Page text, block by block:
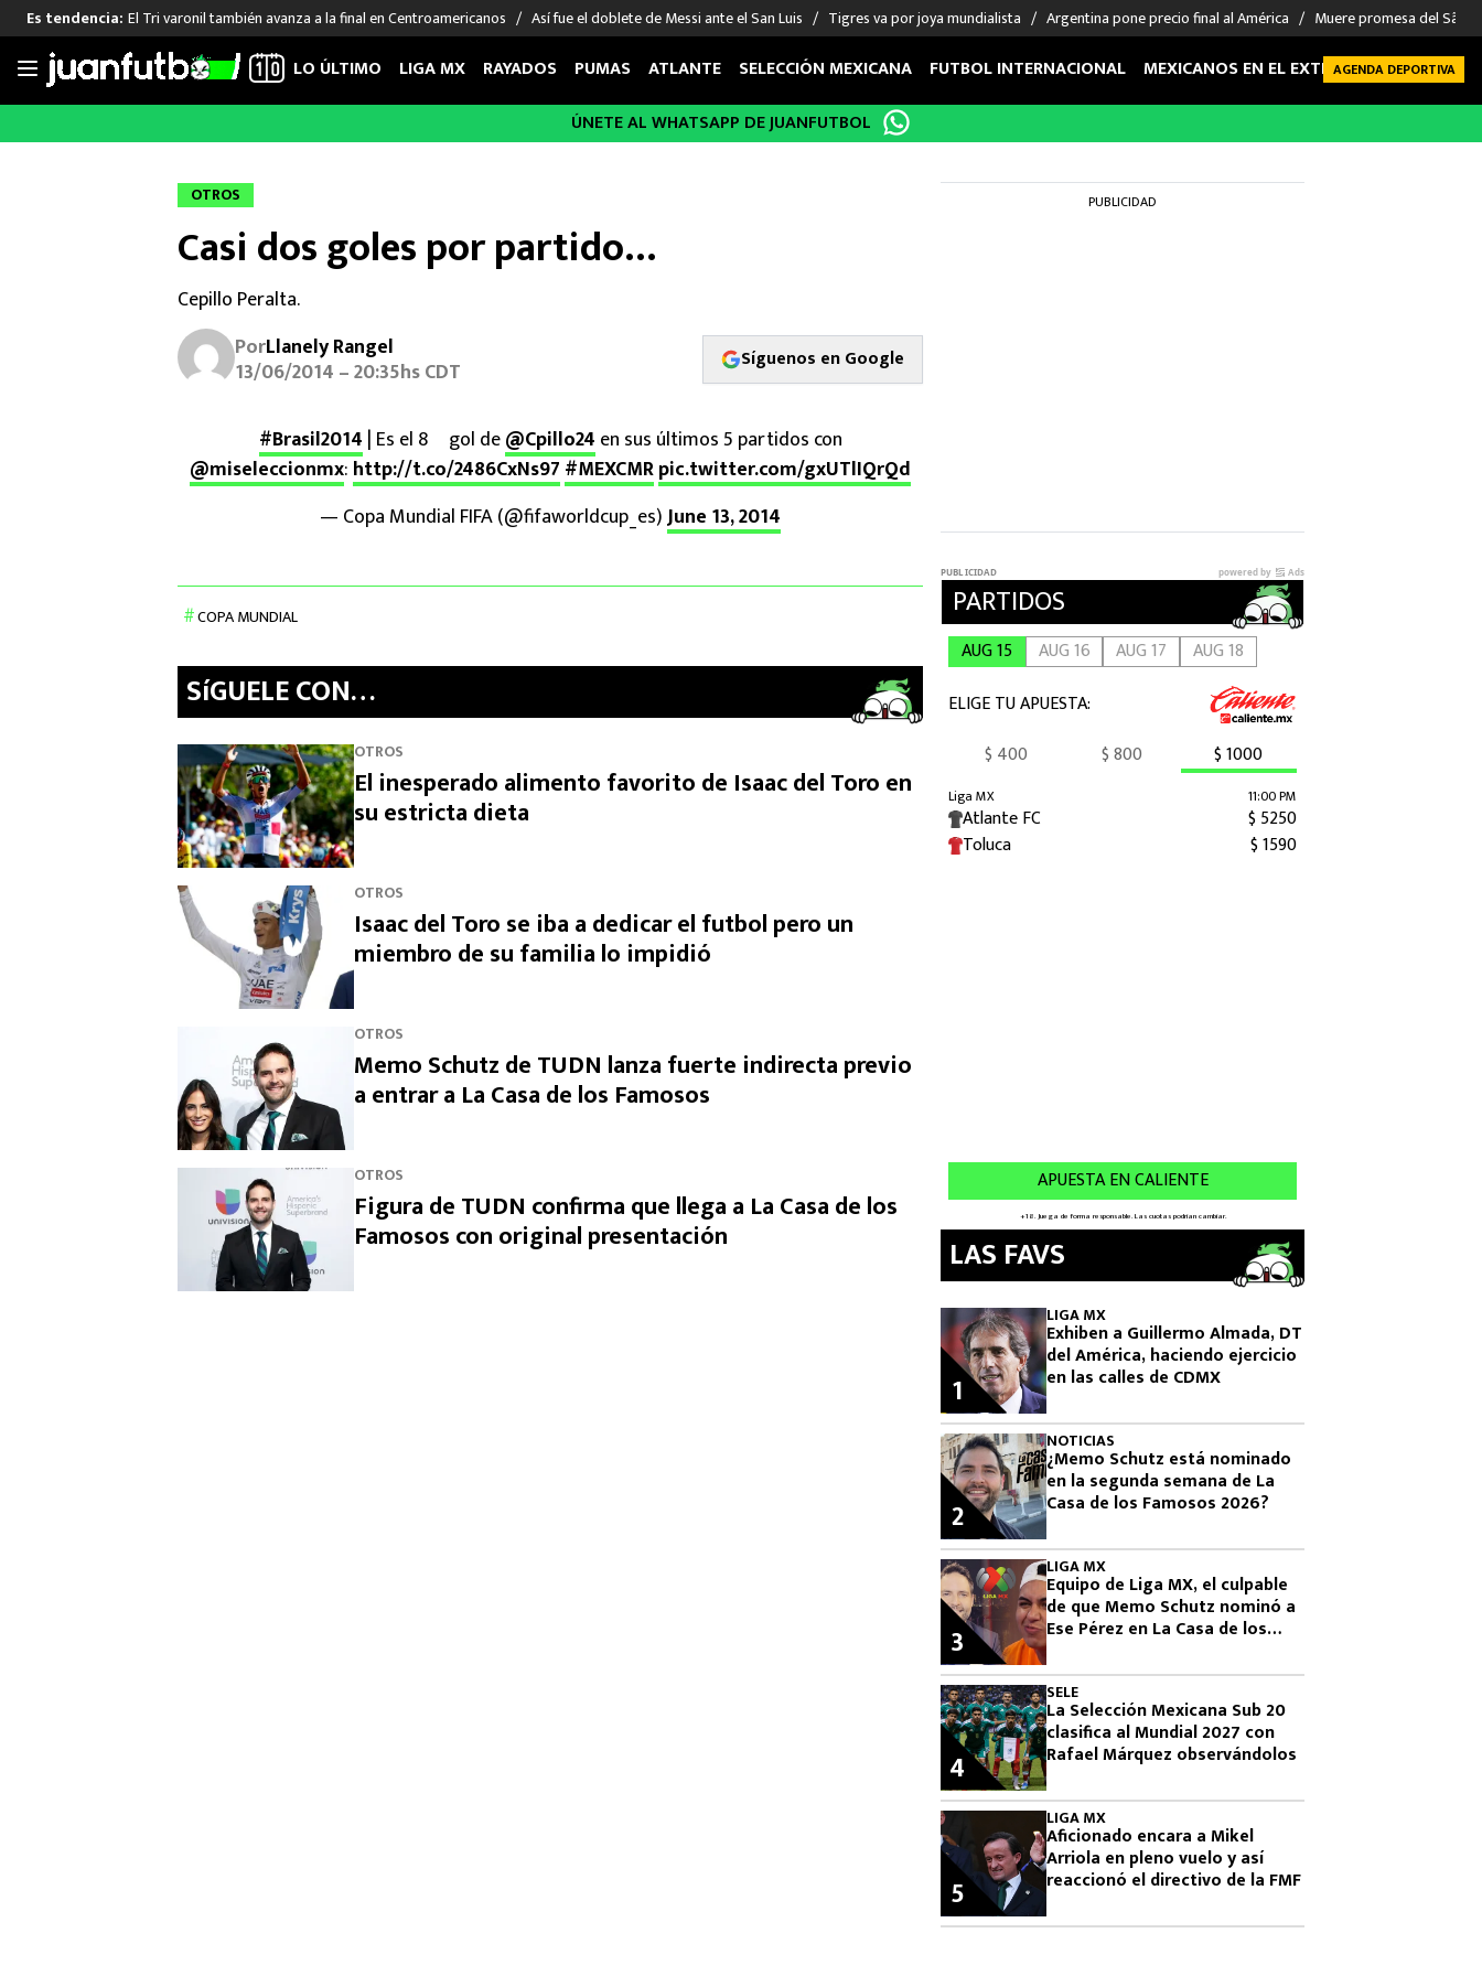
Saltar
Es tendencia: El Tri varonil también avanza a la final en Centroamericanos Así fue el doblete de Messi ante el San Luis Tigres va por joya mundialista Argentina pone precio final al América Muere promesa del São
LIGA MX
Chivas de Guadalajara
FUT INTERNACIONAL
Las Noticias
Selección Mexicana
Champions League
Europa League
Real Madrid
Barcelona
MEXICANOS EN EL EXTRANJERO
Memo Ochoa
Chino Huerta
Rodrigo Huescas
FIGURAS
DEPORTES
NBA
Más deportes
LO ÚLTIMO LIGA MX RAYADOS PUMAS ATLANTE SELECCIÓN MEXICANA FUTBOL INTERNACIONAL MEXICANOS EN EL EXTRANJERO FUTBOL
AGENDA DEPORTIVA
ÚNETE AL WHATSAPP DE JUANFUTBOL
OTROS
Casi dos goles por partido…
Cepillo Peralta.
PorLlanely Rangel
13/06/2014 – 20:35hs CDT Síguenos en Google
#Brasil2014 | Es el 8º gol de@Cpillo24 en sus últimos 5 partidos con
@miseleccionmx: http://t.co/2486CxNs97 #MEXCMRpic.twitter.com/gxUTlIQrQd
— Copa Mundial FIFA (@fifaworldcup_es)June 13, 2014
COPA MUNDIAL
SíGUELE CON…
OTROS
El inesperado alimento favorito de Isaac del Toro en
su estricta dieta
OTROS
Isaac del Toro se iba a dedicar el futbol pero un
miembro de su familia lo impidió
OTROS
Memo Schutz de TUDN lanza fuerte indirecta previo
a entrar a La Casa de los Famosos
OTROS
Figura de TUDN confirma que llega a La Casa de los
Famosos con original presentación
PUBLICIDAD
LAS FAVS
LIGA MX
Exhiben a Guillermo Almada, DT
del América, haciendo ejercicio
en las calles de CDMX
1
NOTICIAS
¿Memo Schutz está nominado
en la segunda semana de La
Casa de los Famosos 2026?
2
LIGA MX
Equipo de Liga MX, el culpable
de que Memo Schutz nominó a
Ese Pérez en La Casa de los
3
SELE
La Selección Mexicana Sub 20
clasifica al Mundial 2027 con
Rafael Márquez observándolos
4
LIGA MX
Aficionado encara a Mikel
Arriola en pleno vuelo y así
reaccionó el directivo de la FMF
5